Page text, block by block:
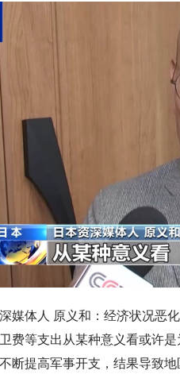
媒体人 原义和：经济状况恶
费等支出从某种意义看或许
断提高军事开支，结果导致